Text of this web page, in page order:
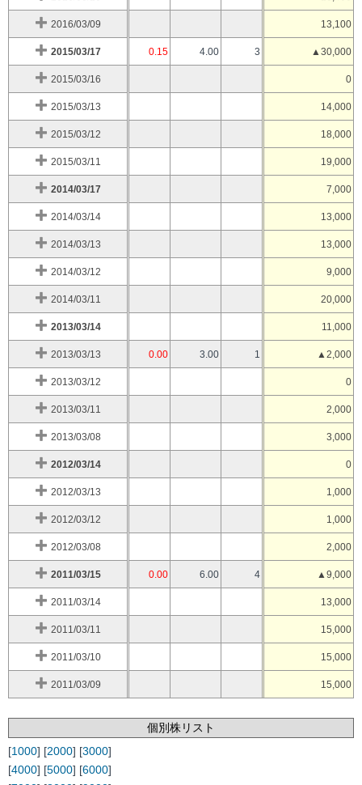
2016/03/09 13,100
2015/03/17 0.15 4.00 3 ▲30,000
2015/03/16 0
2015/03/13 14,000
2015/03/12 18,000
2015/03/11 19,000
2014/03/17 7,000
2014/03/14 13,000
2014/03/13 13,000
2014/03/12 9,000
2014/03/11 20,000
2013/03/14 11,000
2013/03/13 0.00 3.00 1 ▲2,000
2013/03/12 0
2013/03/11 2,000
2013/03/08 3,000
2012/03/14 0
2012/03/13 1,000
2012/03/12 1,000
2012/03/08 2,000
2011/03/15 0.00 6.00 4 ▲9,000
2011/03/14 13,000
2011/03/11 15,000
2011/03/10 15,000
2011/03/09 15,000
個別株リスト
[1000] [2000] [3000]
[4000] [5000] [6000]